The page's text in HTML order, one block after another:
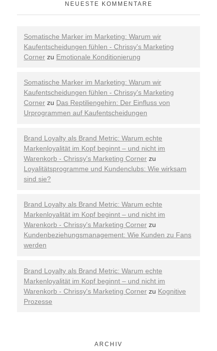
NEUESTE KOMMENTARE
Somatische Marker im Marketing: Warum wir
Kaufentscheidungen fühlen - Chrissy's Marketing
Corner zu Emotionale Konditionierung
Somatische Marker im Marketing: Warum wir
Kaufentscheidungen fühlen - Chrissy's Marketing
Corner zu Das Reptiliengehirn: Der Einfluss von
Urprogrammen auf Kaufentscheidungen
Brand Loyalty als Brand Metric: Warum echte
Markenloyalität im Kopf beginnt – und nicht im
Warenkorb - Chrissy's Marketing Corner zu
Loyalitätsprogramme und Kundenclubs: Wie wirksam
sind sie?
Brand Loyalty als Brand Metric: Warum echte
Markenloyalität im Kopf beginnt – und nicht im
Warenkorb - Chrissy's Marketing Corner zu
Kundenbeziehungsmanagement: Wie Kunden zu Fans
werden
Brand Loyalty als Brand Metric: Warum echte
Markenloyalität im Kopf beginnt – und nicht im
Warenkorb - Chrissy's Marketing Corner zu Kognitive
Prozesse
ARCHIV